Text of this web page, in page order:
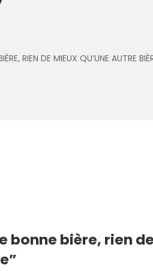
RIEN DE MIEUX QU’UNE AUTRE
bonne bière, rien